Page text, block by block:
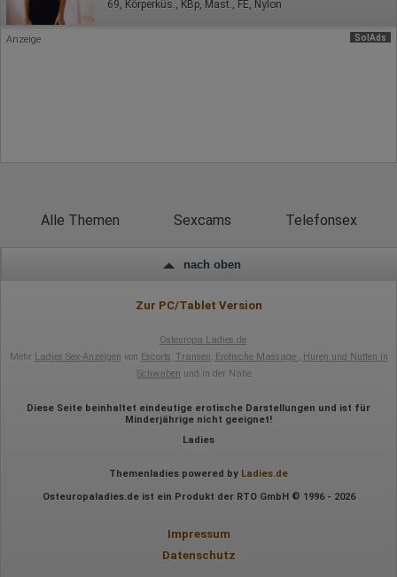
Daten über das Benutzerverhalten zu sammeln. Hotjar kann
auch im Rahmen von Umfragen und Feedbackfunktionen, die
auf unserer Website eingebunden sind, von Ihnen bereitgestellte
Gerätetyp
Besuchte Seiten
Eindeutige Benutzerkennung
Antworten auf Umfragen
Rechtliche Grundlage der Verarbeitung
69, Körperküs., KBp, Mast., FE, Nylon
SolAds
Anzeige
Alle Themen Sexcams Telefonsex
nach oben
Zur PC/Tablet Version
Osteuropa Ladies.de
Mehr Ladies Sex-Anzeigen von Escorts, Transen, Erotische Massage , Huren und Nutten in
Schwaben und in der Nähe
Diese Seite beinhaltet eindeutige erotische Darstellungen und ist für
Minderjährige nicht geeignet!
Ladies
Themenladies powered by Ladies.de
Osteuropaladies.de ist ein Produkt der RTO GmbH © 1996 - 2026
Impressum
Datenschutz